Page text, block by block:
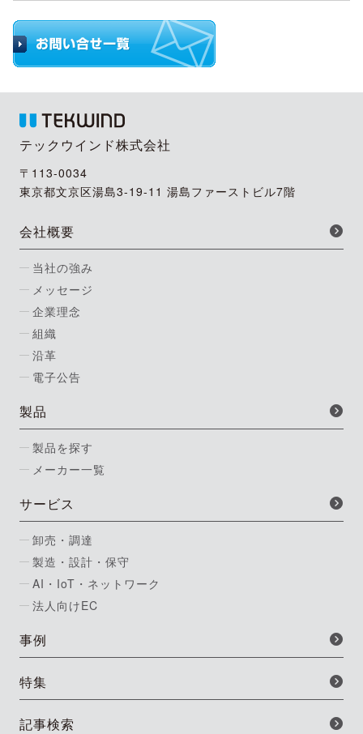
テックウインド株式会社
〒113-0034
東京都文京区湯島3-19-11 湯島ファーストビル7階
会社概要
当社の強み
メッセージ
企業理念
組織
沿革
電子公告
製品
製品を探す
メーカー一覧
サービス
卸売・調達
製造・設計・保守
AI・IoT・ネットワーク
法人向けEC
事例
特集
記事検索